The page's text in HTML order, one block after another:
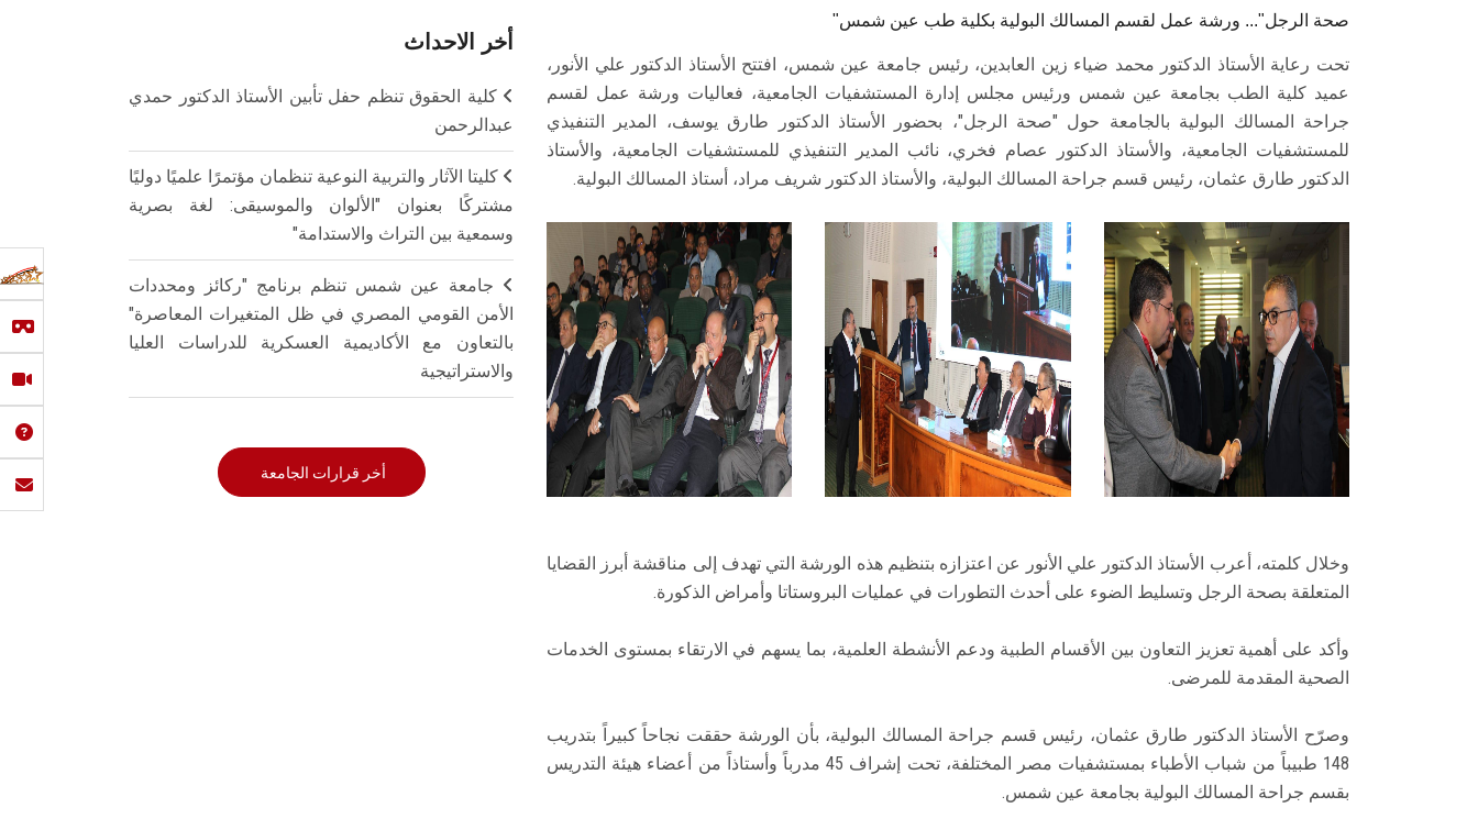
"صحة الرجل"... ورشة عمل لقسم المسالك البولية بكلية طب عين شمس
تحت رعاية الأستاذ الدكتور محمد ضياء زين العابدين، رئيس جامعة عين شمس، افتتح الأستاذ الدكتور علي الأنور،
عميد كلية الطب بجامعة عين شمس ورئيس مجلس إدارة المستشفيات الجامعية، فعاليات ورشة عمل لقسم
جراحة المسالك البولية بالجامعة حول "صحة الرجل"، بحضور الأستاذ الدكتور طارق يوسف، المدير التنفيذي
للمستشفيات الجامعية، والأستاذ الدكتور عصام فخري، نائب المدير التنفيذي للمستشفيات الجامعية، والأستاذ
الدكتور طارق عثمان، رئيس قسم جراحة المسالك البولية، والأستاذ الدكتور شريف مراد، أستاذ المسالك البولية.
وخلال كلمته، أعرب الأستاذ الدكتور علي الأنور عن اعتزازه بتنظيم هذه الورشة التي تهدف إلى مناقشة أبرز القضايا
المتعلقة بصحة الرجل وتسليط الضوء على أحدث التطورات في عمليات البروستاتا وأمراض الذكورة.
وأكد على أهمية تعزيز التعاون بين الأقسام الطبية ودعم الأنشطة العلمية، بما يسهم في الارتقاء بمستوى الخدمات
الصحية المقدمة للمرضى.
وصرّح الأستاذ الدكتور طارق عثمان، رئيس قسم جراحة المسالك البولية، بأن الورشة حققت نجاحاً كبيراً بتدريب
148 طبيباً من شباب الأطباء بمستشفيات مصر المختلفة، تحت إشراف 45 مدرباً وأستاذاً من أعضاء هيئة التدريس
بقسم جراحة المسالك البولية بجامعة عين شمس.
أخر الاحداث
كلية الحقوق تنظم حفل تأبين الأستاذ الدكتور حمدي
عبدالرحمن
كليتا الآثار والتربية النوعية تنظمان مؤتمرًا علميًا دوليًا
مشتركًا بعنوان "الألوان والموسيقى: لغة بصرية
وسمعية بين التراث والاستدامة"
جامعة عين شمس تنظم برنامج "ركائز ومحددات
الأمن القومي المصري في ظل المتغيرات المعاصرة"
بالتعاون مع الأكاديمية العسكرية للدراسات العليا
والاستراتيجية
أخر قرارات الجامعة